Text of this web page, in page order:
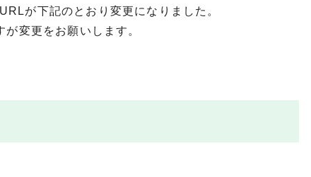
が下記のとおり変更になりました。
変更をお願いします。